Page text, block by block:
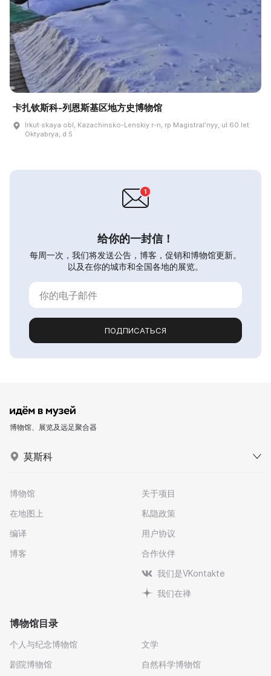
卡扎钦斯科-列恩斯基区地方史博物馆
Irkut·skaya obl, Kazachinsko-Lenskiy r-n, rp Magistralʹnyy, ul 60 let
Oktyabrya, d 5
给你的一封信！
每周一次，我们将发送公告，博客，促销和博物馆更新。
以及在你的城市和全国各地的展览。
ПОДПИСАТЬСЯ
博物馆、展览及远足聚合器
莫斯科
博物馆
在地图上
编译
博客
关于项目
私隐政策
用户协议
合作伙伴
我们是VKontakte
我们在禅
博物馆目录
个人与纪念博物馆
剧院博物馆
文学
自然科学博物馆